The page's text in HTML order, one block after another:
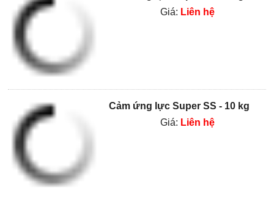
Giá: Liên hệ
Cảm ứng lực Super SS - 10 kg
Giá: Liên hệ